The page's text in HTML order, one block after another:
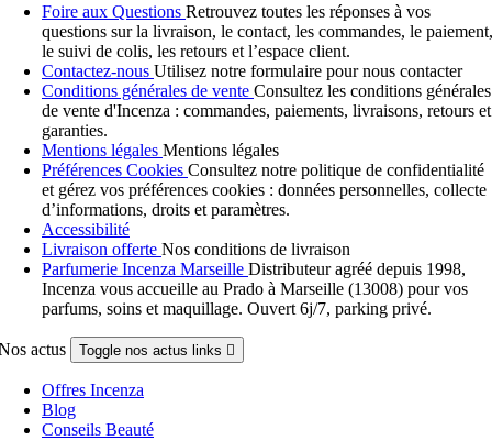
Foire aux Questions Retrouvez toutes les réponses à vos
questions sur la livraison, le contact, les commandes, le paiement,
le suivi de colis, les retours et l’espace client.
Contactez-nous Utilisez notre formulaire pour nous contacter
Conditions générales de vente Consultez les conditions générales
de vente d'Incenza : commandes, paiements, livraisons, retours et
garanties.
Mentions légales Mentions légales
Préférences Cookies Consultez notre politique de confidentialité
et gérez vos préférences cookies : données personnelles, collecte
d’informations, droits et paramètres.
Accessibilité
Livraison offerte Nos conditions de livraison
Parfumerie Incenza Marseille Distributeur agréé depuis 1998,
Incenza vous accueille au Prado à Marseille (13008) pour vos
parfums, soins et maquillage. Ouvert 6j/7, parking privé.
actus Toggle nos actus links 
Offres Incenza
Blog
Conseils Beauté